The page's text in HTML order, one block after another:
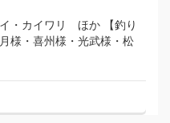
・カイワリ ほか 【釣り
様・喜州様・光武様・松